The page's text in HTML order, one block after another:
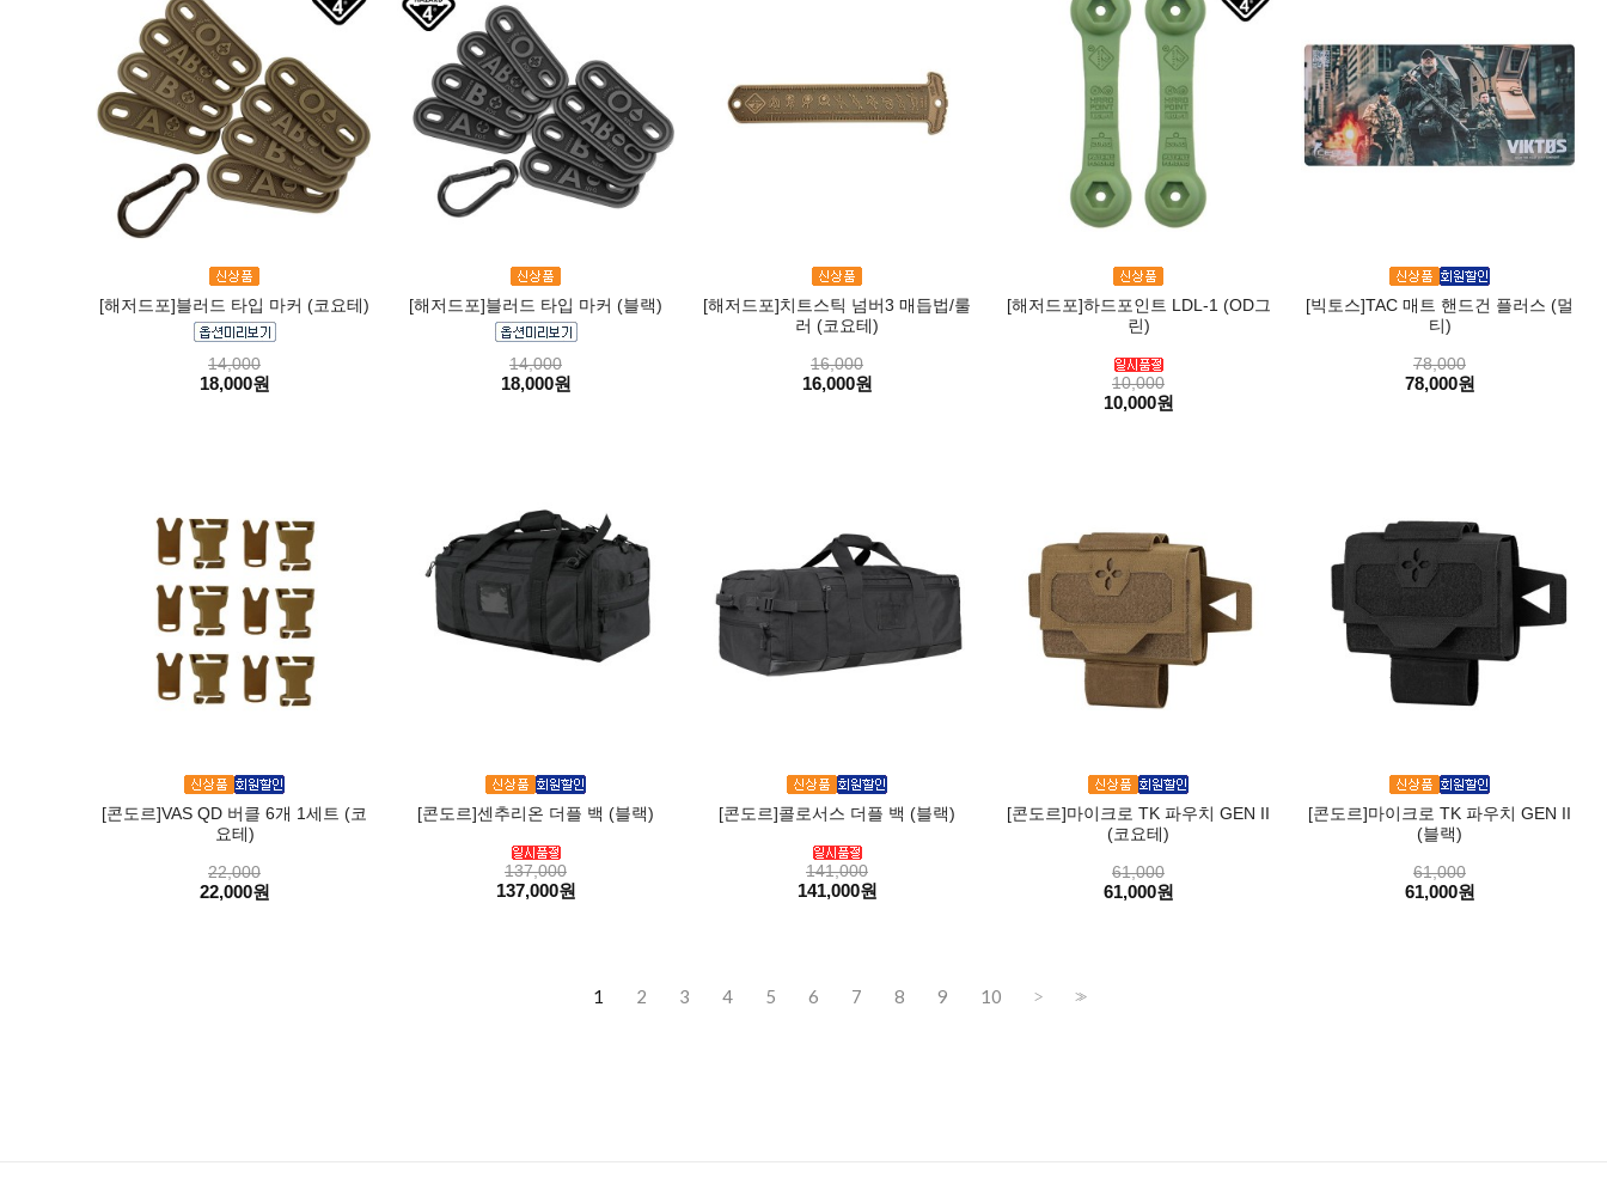
[해저드포]블러드 타입 마커 (코요테)
14,000
18,000원
[해저드포]블러드 타입 마커 (블랙)
14,000
18,000원
[해저드포]치트스틱 넘버3 매듭법/룰
러 (코요테)
16,000
16,000원
[해저드포]하드포인트 LDL-1 (OD그
린)
10,000
10,000원
[빅토스]TAC 매트 핸드건 플러스 (멀
티)
78,000
78,000원
[콘도르]VAS QD 버클 6개 1세트 (코
요테)
22,000
22,000원
[콘도르]센추리온 더플 백 (블랙)
137,000
137,000원
[콘도르]콜로서스 더플 백 (블랙)
141,000
141,000원
[콘도르]마이크로 TK 파우치 GEN II
(코요테)
61,000
61,000원
[콘도르]마이크로 TK 파우치 GEN II
(블랙)
61,000
61,000원
1 2 3 4 5 6 7 8 9 10 > >>